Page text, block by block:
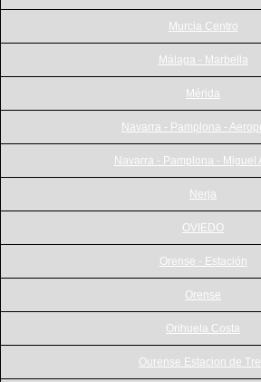
Murcia Centro
Málaga - Marbella
Mérida
Navarra - Pamplona -
Navarra - Pamplona - Miguel
Nerja
OVIEDO
Orense - Estación
Orense
Orihuela Costa
Ourense Estacion de